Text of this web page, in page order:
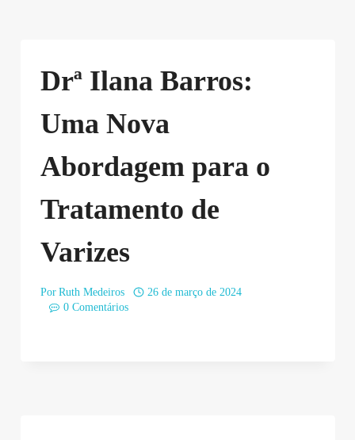
Drª Ilana Barros:
Uma Nova
Abordagem para o
Tratamento de
Varizes
Por Ruth Medeiros
26 de março de 2024
0 Comentários